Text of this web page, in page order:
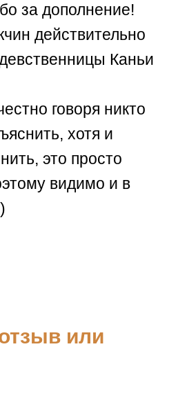
за дополнение!
действительно
Каньи
говоря никто
хотя и
это просто
видимо и в
или